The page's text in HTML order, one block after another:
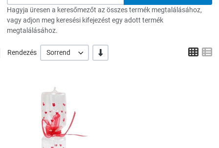
Hagyja üresen a keresőmezőt az összes termék megtalálásához,
vagy adjon meg keresési kifejezést egy adott termék
megtalálásához.
Rendezés Sorrend -/+ Grid